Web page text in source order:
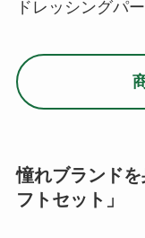
ドレッシングパ
憧れブランド
フトセット」